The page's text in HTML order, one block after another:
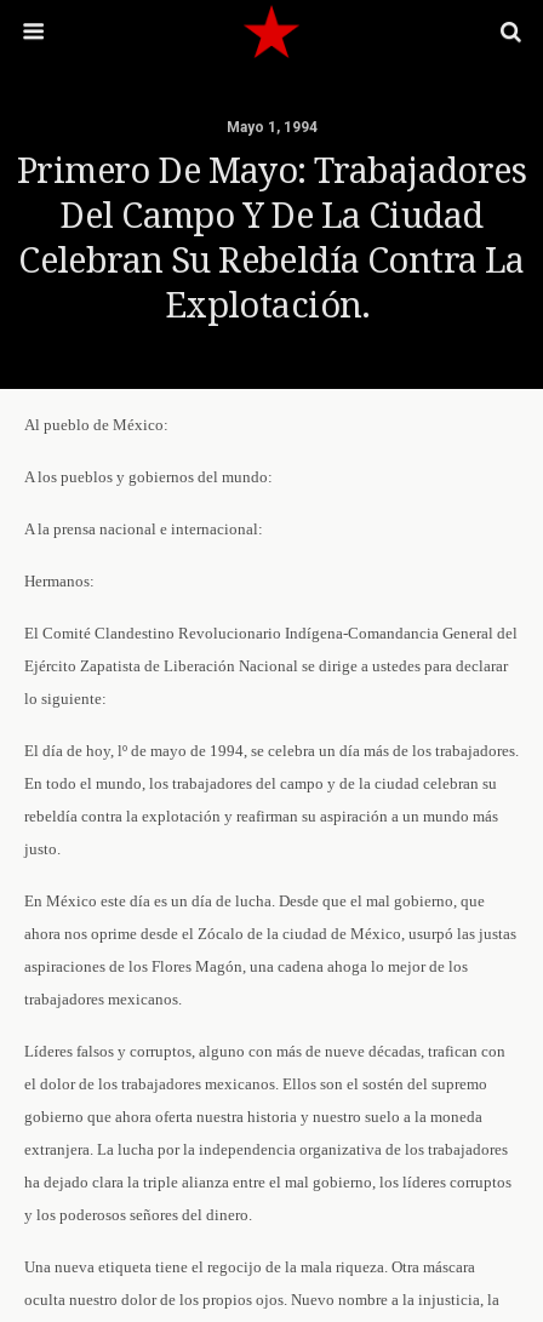
Mayo 1, 1994
Primero De Mayo: Trabajadores
Del Campo Y De La Ciudad
Celebran Su Rebeldía Contra La
Explotación.
Al pueblo de México:
A los pueblos y gobiernos del mundo:
A la prensa nacional e internacional:
Hermanos:
El Comité Clandestino Revolucionario Indígena-Comandancia General del
Ejército Zapatista de Liberación Nacional se dirige a ustedes para declarar
lo siguiente:
El día de hoy, lº de mayo de 1994, se celebra un día más de los trabajadores.
En todo el mundo, los trabajadores del campo y de la ciudad celebran su
rebeldía contra la explotación y reafirman su aspiración a un mundo más
justo.
En México este día es un día de lucha. Desde que el mal gobierno, que
ahora nos oprime desde el Zócalo de la ciudad de México, usurpó las justas
aspiraciones de los Flores Magón, una cadena ahoga lo mejor de los
trabajadores mexicanos.
Líderes falsos y corruptos, alguno con más de nueve décadas, trafican con
el dolor de los trabajadores mexicanos. Ellos son el sostén del supremo
gobierno que ahora oferta nuestra historia y nuestro suelo a la moneda
extranjera. La lucha por la independencia organizativa de los trabajadores
ha dejado clara la triple alianza entre el mal gobierno, los líderes corruptos
y los poderosos señores del dinero.
Una nueva etiqueta tiene el regocijo de la mala riqueza. Otra máscara
oculta nuestro dolor de los propios ojos. Nuevo nombre a la injusticia, la